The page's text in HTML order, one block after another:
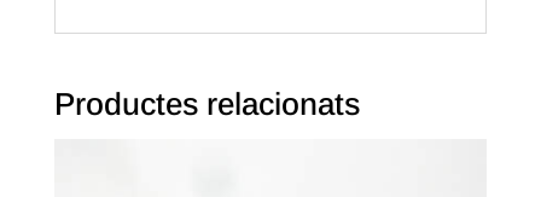
Productes relacionats